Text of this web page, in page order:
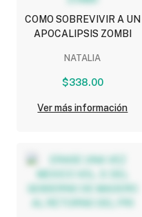
COMO SOBREVIVIR A UN
APOCALIPSIS ZOMBI
NATALIA
$338.00
Ver más información